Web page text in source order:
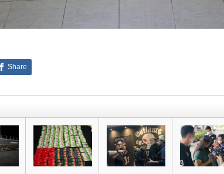
Share